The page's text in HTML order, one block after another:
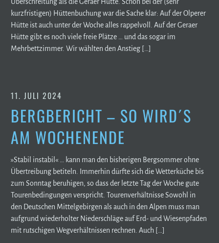
Überschreitung als die Geraer Hütte. Schon bei der (sehr
kurzfristigen) Hüttenbuchung war die Sache klar: Auf der Olperer
Hütte ist auch unter der Woche alles rappelvoll. Auf der Geraer
Hütte gibt es noch viele freie Plätze … und das sogar im
Mehrbettzimmer. Wir wählten den Anstieg […]
11. JULI 2024
BERGBERICHT – SO WIRD´S
AM WOCHENENDE
»Stabil instabil« … kann man den bisherigen Bergsommer ohne
Übertreibung betiteln. Immerhin dürfte sich die Wetterküche bis
zum Sonntag beruhigen, so dass der letzte Tag der Woche gute
Tourenbedingungen verspricht. Tourenverhältnisse Sowohl in
den Deutschen Mittelgebirgen als auch in den Alpen muss man
aufgrund wiederholter Niederschläge auf Erd- und Wiesenpfaden
mit rutschigen Wegverhältnissen rechnen. Auch […]